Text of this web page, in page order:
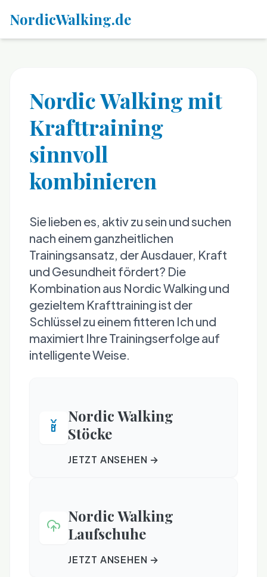
NordicWalking.de
Nordic Walking mit
Krafttraining
sinnvoll
kombinieren
Sie lieben es, aktiv zu sein und suchen
nach einem ganzheitlichen
Trainingsansatz, der Ausdauer, Kraft
und Gesundheit fördert? Die
Kombination aus Nordic Walking und
gezieltem Krafttraining ist der
Schlüssel zu einem fitteren Ich und
maximiert Ihre Trainingserfolge auf
intelligente Weise.
Nordic Walking
Stöcke
JETZT ANSEHEN →
Nordic Walking
Laufschuhe
JETZT ANSEHEN →